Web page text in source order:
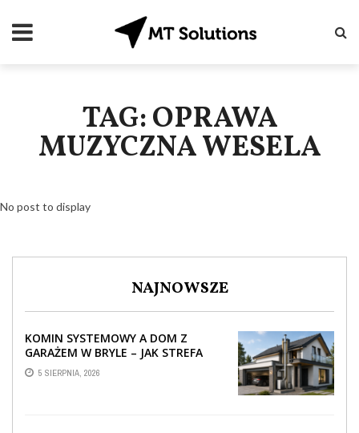
TAG: OPRAWA
MUZYCZNA WESELA
No post to display
NAJNOWSZE
KOMIN SYSTEMOWY A DOM Z
GARAŻEM W BRYLE – JAK STREFA
TECHNICZNA WPŁYWA NA
PROWADZENIE ...
5 SIERPNIA, 2026